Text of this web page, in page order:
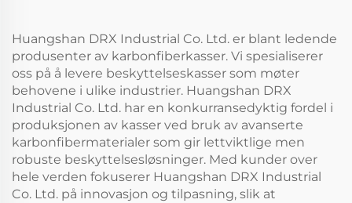
Huangshan DRX Industrial Co. Ltd. er blant ledende
produsenter av karbonfiberkasser. Vi spesialiserer
oss på å levere beskyttelseskasser som møter
behovene i ulike industrier. Huangshan DRX
Industrial Co. Ltd. har en konkurransedyktig fordel i
produksjonen av kasser ved bruk av avanserte
karbonfibermaterialer som gir lettviktlige men
robuste beskyttelsesløsninger. Med kunder over
hele verden fokuserer Huangshan DRX Industrial
Co. Ltd. på innovasjon og tilpasning, slik at